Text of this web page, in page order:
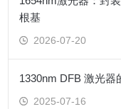
根基
2026-07-20
1330nm DFB 激光
2025-07-16